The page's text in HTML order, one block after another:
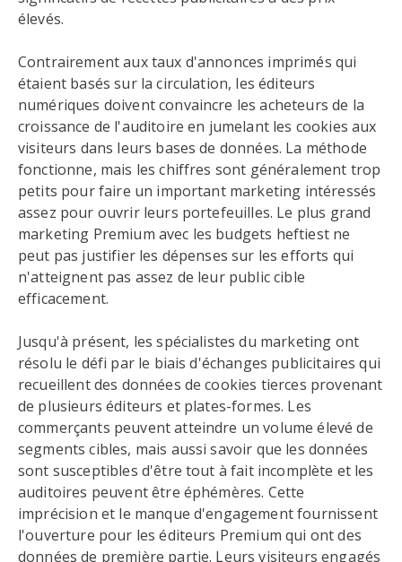
élevés.
Contrairement aux taux d'annonces imprimés qui
étaient basés sur la circulation, les éditeurs
numériques doivent convaincre les acheteurs de la
croissance de l'auditoire en jumelant les cookies aux
visiteurs dans leurs bases de données. La méthode
fonctionne, mais les chiffres sont généralement trop
petits pour faire un important marketing intéressés
assez pour ouvrir leurs portefeuilles. Le plus grand
marketing Premium avec les budgets heftiest ne
peut pas justifier les dépenses sur les efforts qui
n'atteignent pas assez de leur public cible
efficacement.
Jusqu'à présent, les spécialistes du marketing ont
résolu le défi par le biais d'échanges publicitaires qui
recueillent des données de cookies tierces provenant
de plusieurs éditeurs et plates-formes. Les
commerçants peuvent atteindre un volume élevé de
segments cibles, mais aussi savoir que les données
sont susceptibles d'être tout à fait incomplète et les
auditoires peuvent être éphémères. Cette
imprécision et le manque d'engagement fournissent
l'ouverture pour les éditeurs Premium qui ont des
données de première partie. Leurs visiteurs engagés